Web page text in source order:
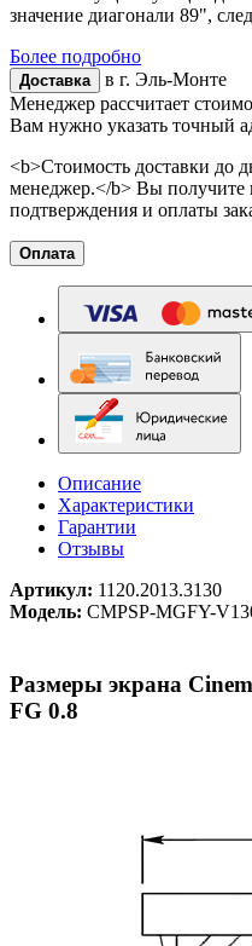
значение диагонали 89",
Более подробно
Доставка в г. Эль-Монте
Менеджер рассчитает
Вам нужно указать точный
<b>Стоимость доставки до
менеджер.</b> Вы получите
подтверждения и оплаты
Оплата
Описание
Характеристики
Гарантии
Отзывы
Артикул: 1120.2013.3130
Модель: CMPSP-MGFY-
Размеры экрана
FG 0.8